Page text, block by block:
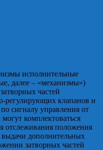
исполнительные
далее – «механизмы»)
частей
регулирующих клапанов и
сигналу управления от
комплектоваться
отслеживания положения
выдачи дополнительных
затворных частей